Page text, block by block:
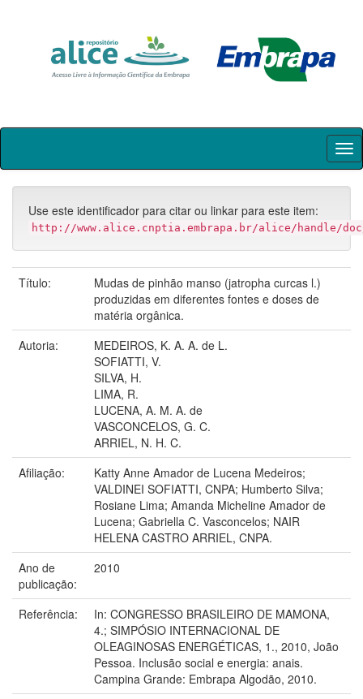
Skip
Use este identificador para citar ou linkar para este item:
http://www.alice.cnptia.embrapa.br/alice/handle/
Título:
Mudas de pinhão manso (jatropha curcas l.)
produzidas em diferentes fontes e doses de
matéria orgânica.
Autoria:
MEDEIROS, K. A. A. de L.
SOFIATTI, V.
SILVA, H.
LIMA, R.
LUCENA, A. M. A. de
VASCONCELOS, G. C.
ARRIEL, N. H. C.
Afiliação:
Katty Anne Amador de Lucena Medeiros;
VALDINEI SOFIATTI, CNPA; Humberto Silva;
Rosiane Lima; Amanda Micheline Amador de
Lucena; Gabriella C. Vasconcelos; NAIR
HELENA CASTRO ARRIEL, CNPA.
Ano de
publicação:
2010
Referência:
In: CONGRESSO BRASILEIRO DE MAMONA,
4.; SIMPÓSIO INTERNACIONAL DE
OLEAGINOSAS ENERGÉTICAS, 1., 2010, João
Pessoa. Inclusão social e energia: anais.
Campina Grande: Embrapa Algodão, 2010.